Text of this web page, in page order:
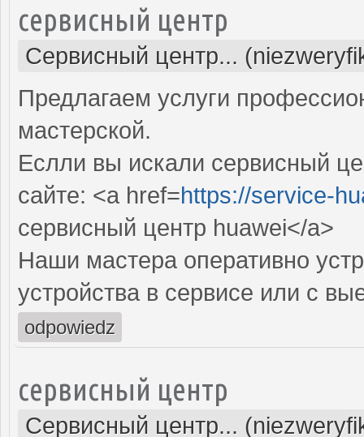
сервисный центр
Сервисный центр...
Предлагаем услуги
мастерской.
Еслли вы искали сервисный
сайте: <a href=https://service-
сервисный центр huawei</a>
Наши мастера оперативно
устройства в сервисе или с
odpowiedz
сервисный центр
Сервисный центр...